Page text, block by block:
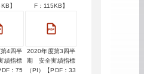
】
F：115KB】
4四半
績指標
：75
2020年度第3四半
期 安全実績指標
（PI）【PDF：33